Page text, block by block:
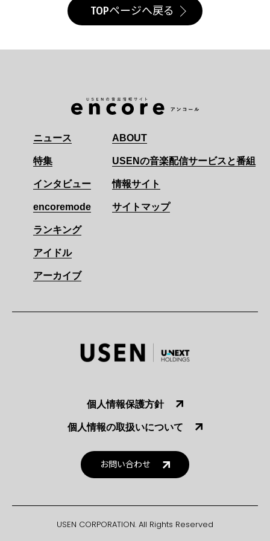
TOPページへ戻る
ニュース
特集
インタビュー
encoremode
ランキング
アイドル
アーカイブ
ABOUT
USENの音楽配信サービスと番組
情報サイト
サイトマップ
個人情報保護方針
個人情報の取扱いについて
お問い合わせ
USEN CORPORATION. All Rights Reserved